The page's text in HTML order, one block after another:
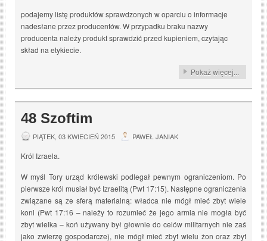
podajemy listę produktów sprawdzonych w oparciu o informacje
nadesłane przez producentów. W przypadku braku nazwy
producenta należy produkt sprawdzić przed kupieniem, czytając
skład na etykiecie.
Pokaż więcej...
48 Szoftim
PIĄTEK, 03 KWIECIEŃ 2015 PAWEŁ JANIAK
Król Izraela.
W myśl Tory urząd królewski podlegał pewnym ograniczeniom. Po
pierwsze król musiał być Izraelitą (Pwt 17:15). Następne ograniczenia
związane są ze sferą materialną: władca nie mógł mieć zbyt wiele
koni (Pwt 17:16 – należy to rozumieć że jego armia nie mogła być
zbyt wielka – koń używany był głownie do celów militarnych nie zaś
jako zwierzę gospodarcze), nie mógł mieć zbyt wielu żon oraz zbyt